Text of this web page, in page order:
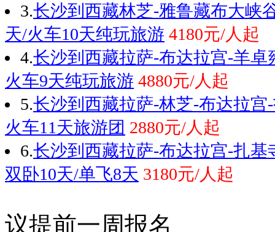
3.长沙到西藏林芝-雅鲁藏布大峡
天/火车10天纯玩旅游 4180元/人起
4.长沙到西藏拉萨-布达拉宫-羊卓
火车9天纯玩旅游 4880元/人起
5.长沙到西藏拉萨-林芝-布达拉宫
火车11天旅游团 2880元/人起
6.长沙到西藏拉萨-布达拉宫-扎基
双卧10天/单飞8天 3180元/人起
议提前一周报名